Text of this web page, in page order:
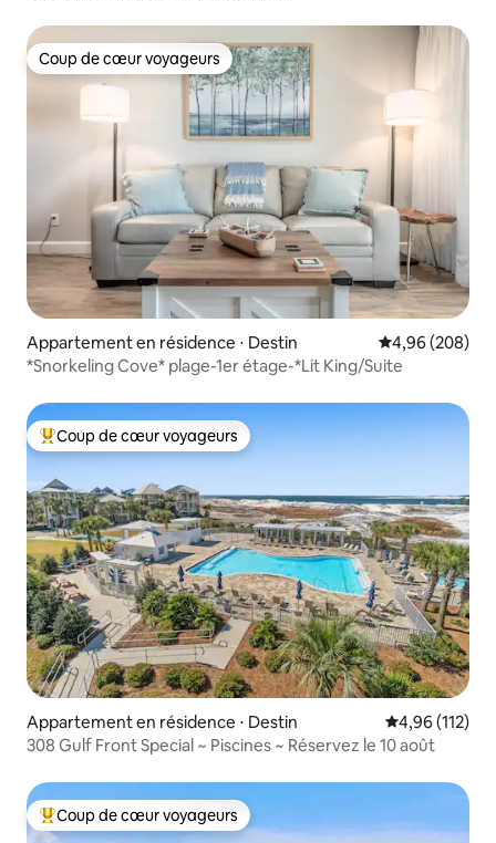
Coup de cœur voyageurs
Coup de cœur voyageurs
Appartement en résidence ⋅ Destin Évaluation
4,96 (208)
*Snorkeling Cove* plage-1er étage-*Lit King/Suite
Coups de cœur voyageurs les plus appréciés
Coup de cœur voyageurs
Appartement en résidence ⋅ Destin Évaluation
4,96 (112)
308 Gulf Front Special ~ Piscines ~ Réservez le 10 août
Coups de cœur voyageurs les plus appréciés
Coup de cœur voyageurs